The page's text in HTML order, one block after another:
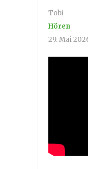
Tobi
Hören
29. Mai